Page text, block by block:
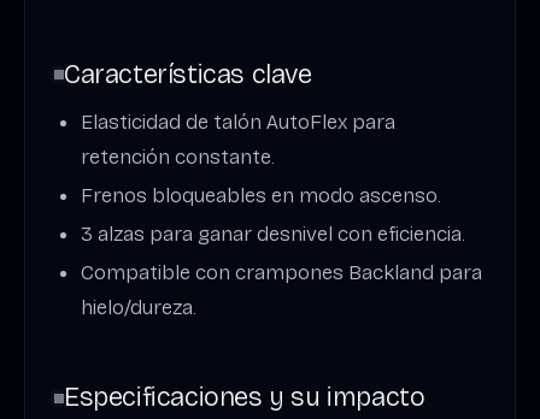
Características clave
Elasticidad de talón AutoFlex para
retención constante.
Frenos bloqueables en modo ascenso.
3 alzas para ganar desnivel con eficiencia.
Compatible con crampones Backland para
hielo/dureza.
Especificaciones y su impacto